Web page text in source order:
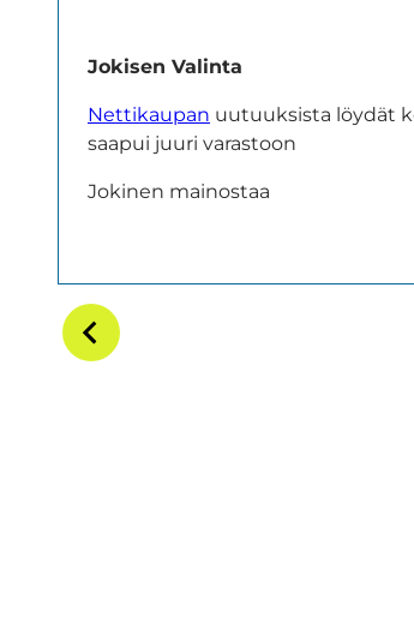
Jokisen Valinta
Nettikaupan uutuuksista löydät
saapui juuri varastoon
Jokinen mainostaa